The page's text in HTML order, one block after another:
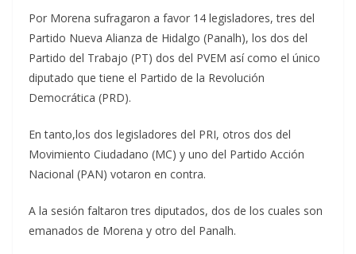
Por Morena sufragaron a favor 14 legisladores, tres del
Partido Nueva Alianza de Hidalgo (Panalh), los dos del
Partido del Trabajo (PT) dos del PVEM así como el único
diputado que tiene el Partido de la Revolución
Democrática (PRD).
En tanto,los dos legisladores del PRI, otros dos del
Movimiento Ciudadano (MC) y uno del Partido Acción
Nacional (PAN) votaron en contra.
A la sesión faltaron tres diputados, dos de los cuales son
emanados de Morena y otro del Panalh.